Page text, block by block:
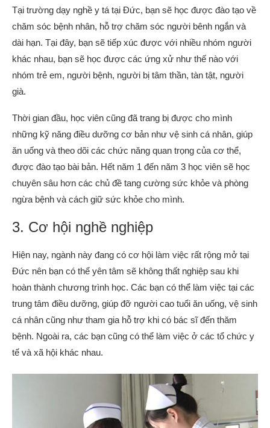
Tại trường dạy nghề y tá tại Đức, bạn sẽ học được đào tạo về
chăm sóc bệnh nhân, hỗ trợ chăm sóc người bênh ngắn và
dài hạn. Tại đây, bạn sẽ tiếp xúc được với nhiều nhóm người
khác nhau, bạn sẽ học được các ứng xử như thế nào với
nhóm trẻ em, người bệnh, người bị tâm thần, tàn tật, người
già.
Thời gian đầu, học viên cũng đã trang bị được cho mình
những kỹ năng điều dưỡng cơ bản như vệ sinh cá nhân, giúp
ăn uống và theo dõi các chức năng quan trọng của cơ thể,
được đào tạo bài bản. Hết năm 1 đến năm 3 học viên sẽ học
chuyên sâu hơn các chủ đề tang cường sức khỏe và phòng
ngừa bệnh và cách giữ sức khỏe cho mình.
3. Cơ hội nghề nghiệp
Hiện nay, ngành này đang có cơ hội làm việc rất rộng mở tại
Đức nên bạn có thể yên tâm sẽ không thất nghiệp sau khi
hoàn thành chương trình học. Các bạn có thể làm việc tại các
trung tâm điều dưỡng, giúp đỡ người cao tuổi ăn uống, vệ sinh
cá nhân cũng như tham gia hỗ trợ khi có bác sĩ đến thăm
bệnh. Ngoài ra, các bạn cũng có thể làm việc ở các tổ chức y
tế và xã hội khác nhau.